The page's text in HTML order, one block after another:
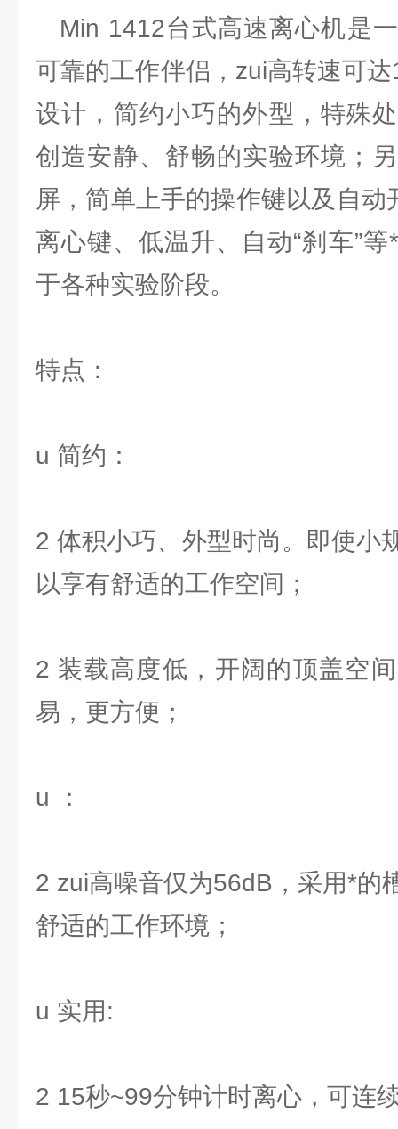
Min 1412台式高速离心机是
可靠的工作伴侣，zui高转速可
设计，简约小巧的外型，特殊
创造安静、舒畅的实验环境；
屏，简单上手的操作键以及自
离心键、低温升、自动“刹车”
于各种实验阶段。
特点：
u 简约：
2 体积小巧、外型时尚。即使小
以享有舒适的工作空间；
2 装载高度低，开阔的顶盖空
易，更方便；
u ：
2 zui高噪音仅为56dB，采用*的
舒适的工作环境；
u 实用:
2 15秒~99分钟计时离心，可连